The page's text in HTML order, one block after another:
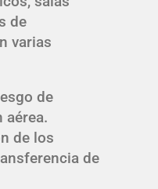
de
varias
de
aérea.
de los
de